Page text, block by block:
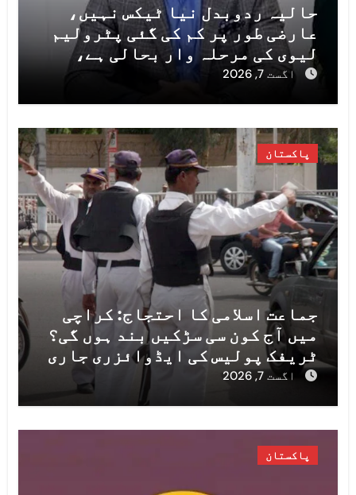
حالیہ ردوبدل نیا ٹیکس نہیں،
عارضی طور پر کم کی گئی پٹرولیم
لیوی کی مرحلہ وار بحالی ہے،
مشیر خزانہ خرم شہزاد
اگست 7, 2026
پاکستان
جماعت اسلامی کا احتجاج: کراچی
میں آج کون سی سڑکیں بند ہوں گی؟
ٹریفک پولیس کی ایڈوائزری جاری
اگست 7, 2026
پاکستان